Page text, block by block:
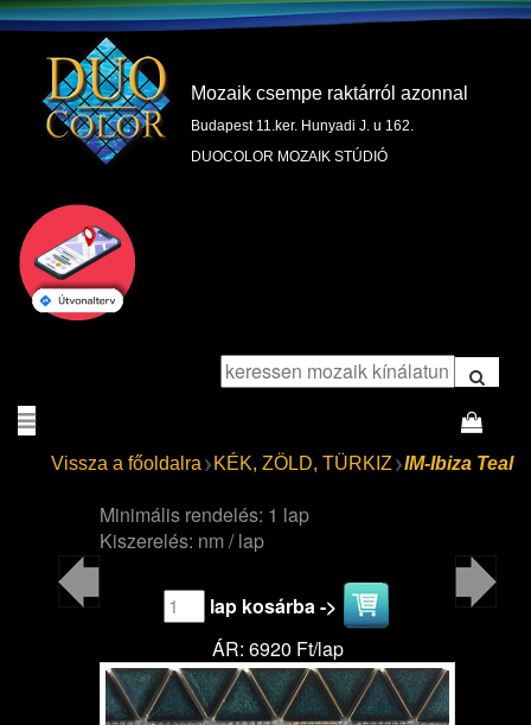
Mozaik csempe raktárról azonnal
Budapest 11.ker. Hunyadi J. u 162.
DUOCOLOR MOZAIK STÚDIÓ
Vissza a főoldalra KÉK, ZÖLD, TÜRKIZ IM-Ibiza Teal
Minimális rendelés: 1 lap
Kiszerelés: nm / lap
lap kosárba ->
ÁR: 6920 Ft/lap